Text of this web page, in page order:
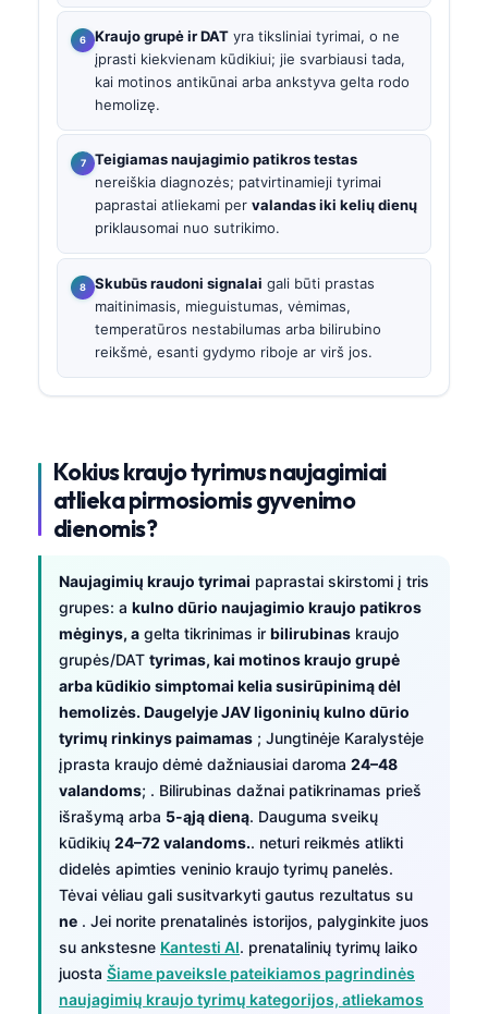
Kraujo grupė ir DAT yra tiksliniai tyrimai, o ne
įprasti kiekvienam kūdikiui; jie svarbiausi tada,
kai motinos antikūnai arba ankstyva gelta rodo
hemolizę.
Teigiamas naujagimio patikros testas
nereiškia diagnozės; patvirtinamieji tyrimai
paprastai atliekami per valandas iki kelių dienų
priklausomai nuo sutrikimo.
Skubūs raudoni signalai gali būti prastas
maitinimasis, mieguistumas, vėmimas,
temperatūros nestabilumas arba bilirubino
reikšmė, esanti gydymo riboje ar virš jos.
Kokius kraujo tyrimus naujagimiai
atlieka pirmosiomis gyvenimo
dienomis?
Naujagimių kraujo tyrimai paprastai skirstomi į tris
grupes: a kulno dūrio naujagimio kraujo patikros
mėginys, a gelta tikrinimas ir bilirubinas kraujo
grupės/DAT tyrimas, kai motinos kraujo grupė
arba kūdikio simptomai kelia susirūpinimą dėl
hemolizės. Daugelyje JAV ligoninių kulno dūrio
tyrimų rinkinys paimamas ; Jungtinėje Karalystėje
įprasta kraujo dėmė dažniausiai daroma 24–48
valandoms; . Bilirubinas dažnai patikrinamas prieš
išrašymą arba 5-ąją dieną. Dauguma sveikų
kūdikių 24–72 valandoms.. neturi reikmės atlikti
didelės apimties veninio kraujo tyrimų panelės.
Tėvai vėliau gali susitvarkyti gautus rezultatus su
ne . Jei norite prenatalinės istorijos, palyginkite juos
su ankstesne Kantesti AI. prenatalinių tyrimų laiko
juosta Šiame paveiksle pateikiamos pagrindinės
naujagimių kraujo tyrimų kategorijos, atliekamos